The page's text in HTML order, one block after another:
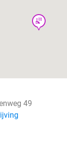
wellness
49